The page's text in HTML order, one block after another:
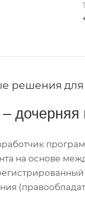
решения для
дочерняя
на основе